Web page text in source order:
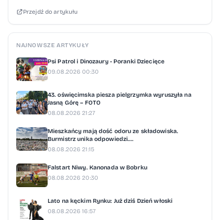
Przejdź do artykułu
NAJNOWSZE ARTYKUŁY
Psi Patrol i Dinozaury - Poranki Dziecięce
09.08.2026 00:30
43. oświęcimska piesza pielgrzymka wyruszyła na
Jasną Górę – FOTO
08.08.2026 21:27
Mieszkańcy mają dość odoru ze składowiska.
Burmistrz unika odpowiedzi....
08.08.2026 21:15
Falstart Niwy. Kanonada w Bobrku
08.08.2026 20:30
Lato na kęckim Rynku: Już dziś Dzień włoski
08.08.2026 16:57